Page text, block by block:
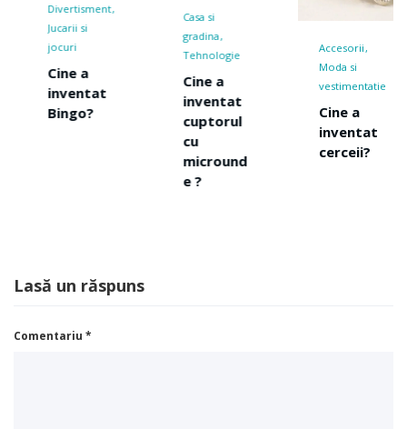
Divertisment
Jucarii si
jocuri
Cine a
inventat
Bingo?
Casa si
gradina
Tehnologie
Cine a
inventat
cuptorul
cu
micround
e ?
Accesorii
Moda si
vestimentatie
Cine a
inventat
cerceii?
Lasă un răspuns
Comentariu *